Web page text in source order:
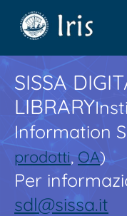
SISSA
LIBRARY
Information
prodotti,OA)
Per
sdl@sissa.it